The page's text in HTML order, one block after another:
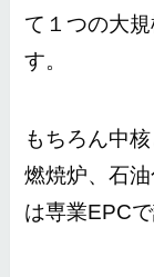
て１つの大
す。
もちろん中
燃焼炉、石
は専業EPCで